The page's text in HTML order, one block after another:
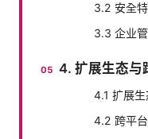
3.2 安全
3.3 企业
4. 扩展生态与
4.1 扩展
4.2 跨平